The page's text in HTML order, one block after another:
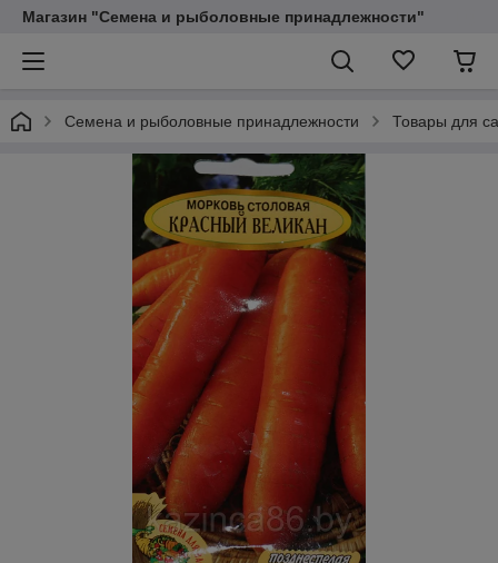
Магазин "Семена и рыболовные принадлежности"
Семена и рыболовные принадлежности Товары для